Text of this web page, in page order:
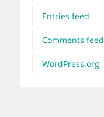
Entries feed
Comments feed
WordPress.org